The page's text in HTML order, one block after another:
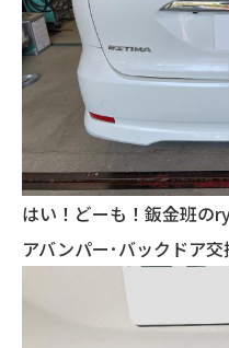
はい！どーも！鈑金班の
アバンパー･バックドア交